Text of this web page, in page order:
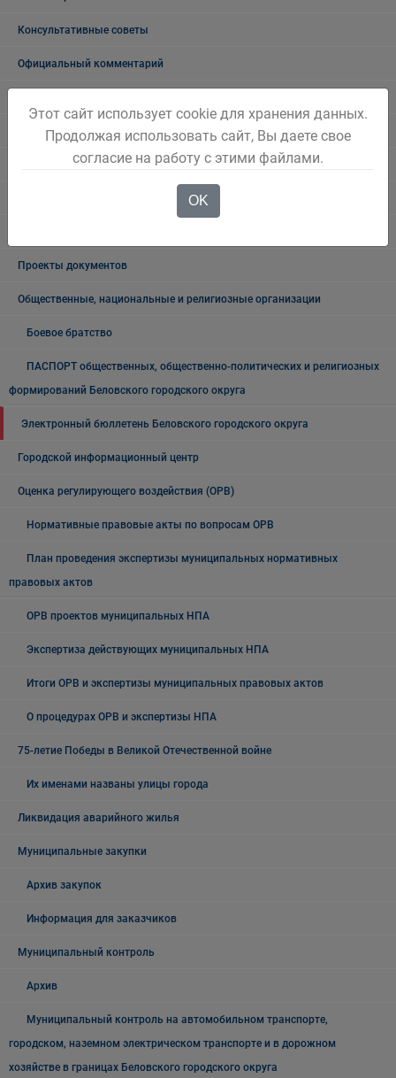
Консультативные советы
Официальный комментарий
Общественные обсуждения
Общественные обсуждения архив
Проекты документов
Общественные, национальные и религиозные организации
Боевое братство
ПАСПОРТ общественных, общественно-политических и религиозных
формирований Беловского городского округа
Электронный бюллетень Беловского городского округа
Городской информационный центр
Оценка регулирующего воздействия (ОРВ)
Нормативные правовые акты по вопросам ОРВ
План проведения экспертизы муниципальных нормативных
правовых актов
ОРВ проектов муниципальных НПА
Экспертиза действующих муниципальных НПА
Итоги ОРВ и экспертизы муниципальных правовых актов
О процедурах ОРВ и экспертизы НПА
75-летие Победы в Великой Отечественной войне
Их именами названы улицы города
Ликвидация аварийного жилья
Муниципальные закупки
Архив закупок
Информация для заказчиков
Муниципальный контроль
Архив
Муниципальный контроль на автомобильном транспорте,
городском, наземном электрическом транспорте и в дорожном
хозяйстве в границах Беловского городского округа
Этот сайт использует cookie для хранения данных.
Продолжая использовать сайт, Вы даете свое
согласие на работу с этими файлами.
OK